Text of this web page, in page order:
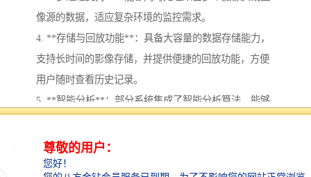
像源的数据，适应复杂环境的监控需求。
4. **存储与回放功能**：具备大容量的数据存储能力，
支持长时间的影像存储，并提供便捷的回放功能，方便
用户随时查看历史记录。
5. **智能分析**：部分系统集成了智能分析算法，能够
能化水平。
6. **用户友好界面**：提供直观的用户界面，便于操作